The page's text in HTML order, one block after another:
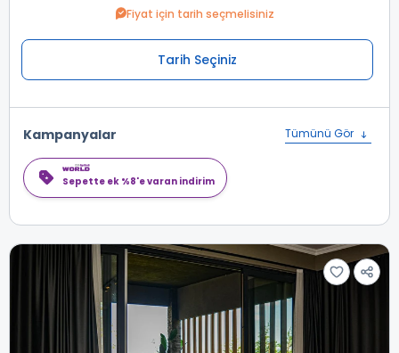
Fiyat için tarih seçmelisiniz
Tarih Seçiniz
Kampanyalar Tümünü Gör
Sepette ek %8'e varan indirim